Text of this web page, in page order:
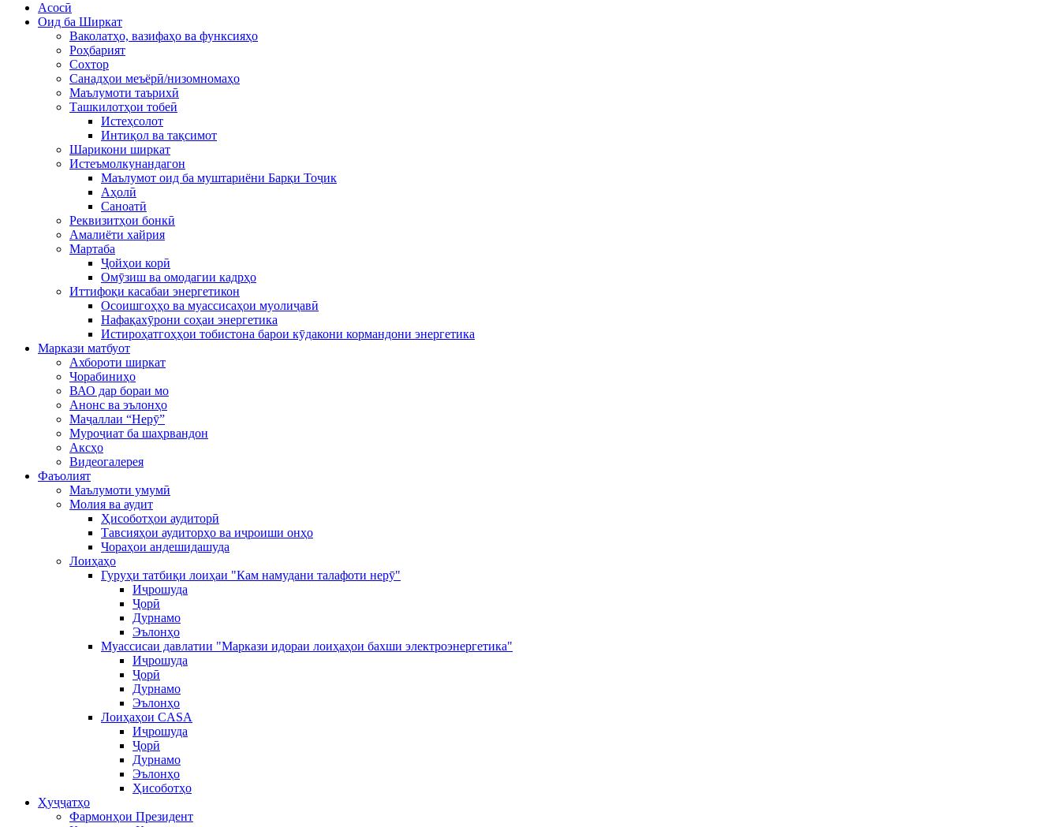
Асосӣ
Оид ба Ширкат
Ваколатҳо, вазифаҳо ва функсияҳо
Роҳбарият
Сохтор
Санадҳои меъёрӣ/низомномаҳо
Маълумоти таърихӣ
Ташкилотҳои тобеӣ
Истеҳсолот
Интиқол ва тақсимот
Шарикони ширкат
Истеъмолкунандагон
Маълумот оид ба муштариёни Барқи Тоҷик
Аҳолӣ
Саноатӣ
Реквизитҳои бонкӣ
Амалиёти хайрия
Мартаба
Ҷойҳои корӣ
Омӯзиш ва омодагии кадрҳо
Иттифоқи касабаи энергетикон
Осоишгоҳҳо ва муассисаҳои муолиҷавӣ
Нафақахӯрони соҳаи энергетика
Истироҳатгоҳҳои тобистона барои кӯдакони кормандони энергетика
Маркази матбуот
Ахбороти ширкат
Чорабиниҳо
ВАО дар бораи мо
Анонс ва эълонҳо
Маҷаллаи “Нерӯ”
Муроҷиат ба шаҳрвандон
Аксҳо
Видеогалерея
Фаъолият
Маълумоти умумӣ
Молия ва аудит
Ҳисоботҳои аудиторӣ
Тавсияҳои аудиторҳо ва иҷроиши онҳо
Чораҳои андешидашуда
Лоиҳаҳо
Гуруҳи татбиқи лоиҳаи "Кам намудани талафоти нерӯ"
Иҷрошуда
Ҷорӣ
Дурнамо
Эълонҳо
Муассисаи давлатии "Маркази идораи лоиҳаҳои бахши электроэнергетика"
Иҷрошуда
Ҷорӣ
Дурнамо
Эълонҳо
Лоиҳаҳои CASA
Иҷрошуда
Ҷорӣ
Дурнамо
Эълонҳо
Ҳисоботҳо
Ҳуҷҷатҳо
Фармонҳои Президент